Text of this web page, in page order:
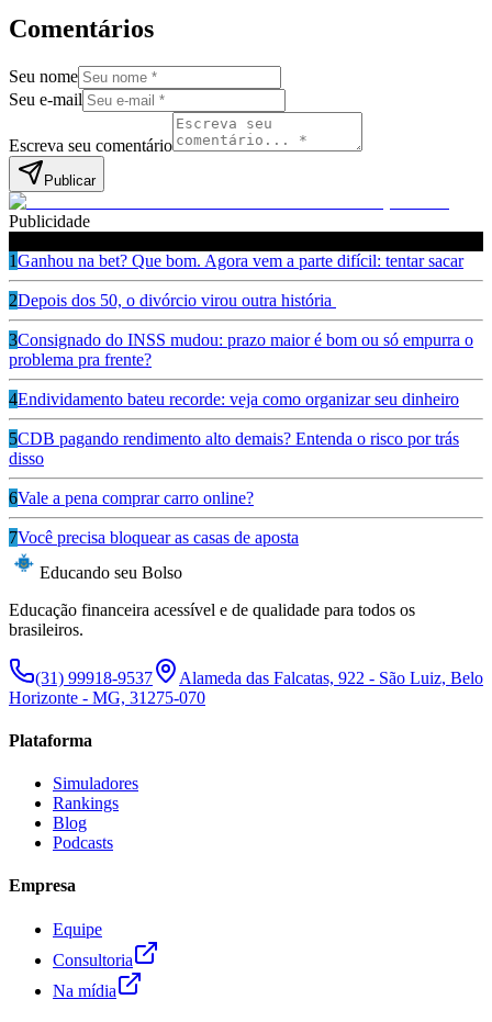
Comentários
Seu nome
Seu e-mail
Escreva seu comentário
Publicar
Publicidade
1Ganhou na bet? Que bom. Agora vem a parte difícil: tentar sacar
2Depois dos 50, o divórcio virou outra história
3Consignado do INSS mudou: prazo maior é bom ou só empurra o
problema pra frente?
4Endividamento bateu recorde: veja como organizar seu dinheiro
5CDB pagando rendimento alto demais? Entenda o risco por trás
disso
6Vale a pena comprar carro online?
7Você precisa bloquear as casas de aposta
Educando seu Bolso
Educação financeira acessível e de qualidade para todos os
brasileiros.
(31) 99918-9537
Alameda das Falcatas, 922 - São Luiz, Belo
Horizonte - MG, 31275-070
Plataforma
Simuladores
Rankings
Blog
Podcasts
Empresa
Equipe
Consultoria
Na mídia